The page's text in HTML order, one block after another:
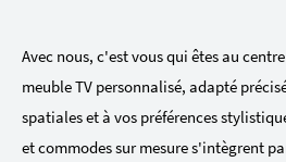
Avec nous, c'est vous qui êtes au
meuble TV personnalisé, adapté
spatiales et à vos préférences
et commodes sur mesure s'intègrent